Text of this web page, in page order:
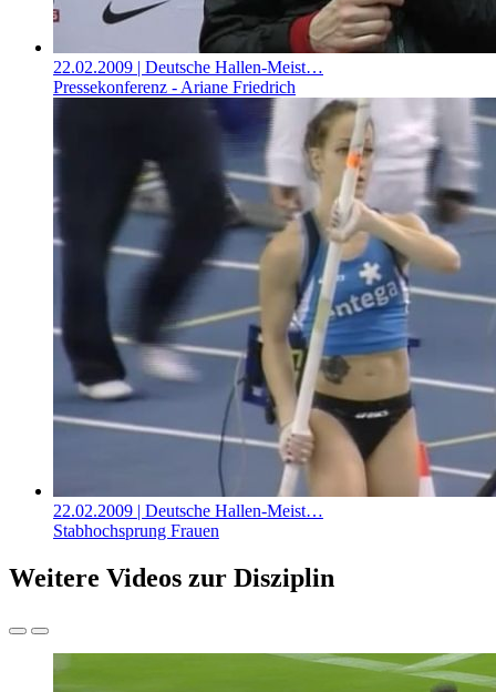
22.02.2009 | Deutsche Hallen-Meist…
Pressekonferenz - Ariane Friedrich
22.02.2009 | Deutsche Hallen-Meist…
Stabhochsprung Frauen
Weitere Videos zur Disziplin